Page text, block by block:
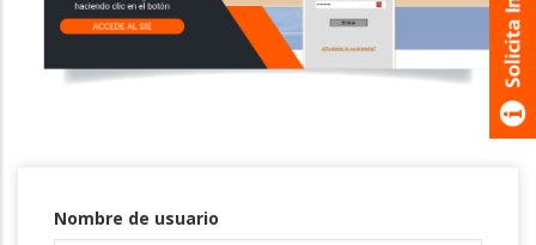
Nombre de usuario